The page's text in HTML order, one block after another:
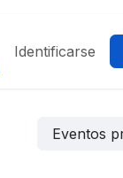
Identificarse
Eventos